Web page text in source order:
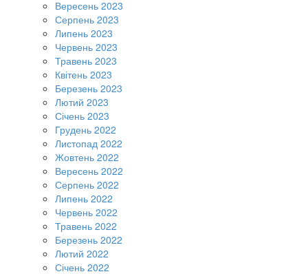
Вересень 2023
Серпень 2023
Липень 2023
Червень 2023
Травень 2023
Квітень 2023
Березень 2023
Лютий 2023
Січень 2023
Грудень 2022
Листопад 2022
Жовтень 2022
Вересень 2022
Серпень 2022
Липень 2022
Червень 2022
Травень 2022
Березень 2022
Лютий 2022
Січень 2022